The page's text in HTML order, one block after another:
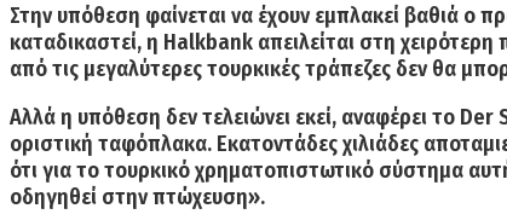
Στην υπόθεση φαίνεται να έχουν εμπλακεί βαθιά ο
καταδικαστεί,η Halkbank απειλείται στη
από τις μεγαλύτερες τουρκικές τράπεζες δεν θα
Αλλά η υπόθεση δεν τελειώνει εκεί, αναφέρει το
οριστική ταφόπλακα. Εκατοντάδες χιλιάδες
ότι για τo τουρκικό χρηματοπιστωτικό σύστημα
οδηγηθεί στην πτώχευση».